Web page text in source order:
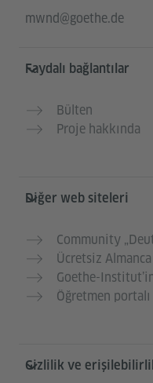
mwnd@goethe.de
Faydalı bağlantılar
Bülten
Proje hakkında
Diğer web siteleri
Community
Ücretsiz
Goethe-
Öğretmen
Gizlilik ve